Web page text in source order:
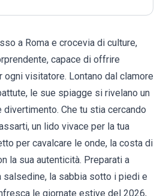
a Roma e crocevia di culture,
capace di offrire
visitatore. Lontano dal clamore
le sue spiagge si rivelano un
divertimento. Che tu stia cercando
un lido vivace per la tua
per cavalcare le onde, la costa di
la sua autenticità. Preparati a
la sabbia sotto i piedi e
le giornate estive del 2026,